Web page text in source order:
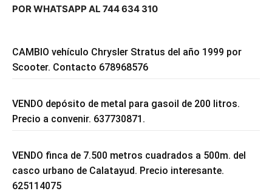
POR WHATSAPP AL 744 634 310
CAMBIO vehículo Chrysler Stratus del año 1999 por
Scooter. Contacto 678968576
VENDO depósito de metal para gasoil de 200 litros.
Precio a convenir. 637730871.
VENDO finca de 7.500 metros cuadrados a 500m. del
casco urbano de Calatayud. Precio interesante.
625114075